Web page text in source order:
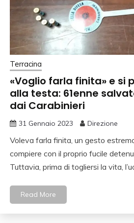
Terracina
«Voglio farla finita» e si
alla testa: 61enne
dai Carabinieri
31 Gennaio 2023 Direzione
Voleva farla finita, un gesto
compiere con il proprio fucile
Tuttavia, prima di togliersi la vita,
Read More